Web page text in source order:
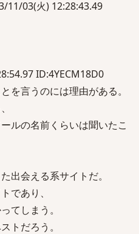
11/03(火) 12:28:43.49
ID:4YECM18D0
を言うのには理由がある。
ルの名前くらいは聞いたこ
出会える系サイトだ。
であり、
てしまう。
トだろう。